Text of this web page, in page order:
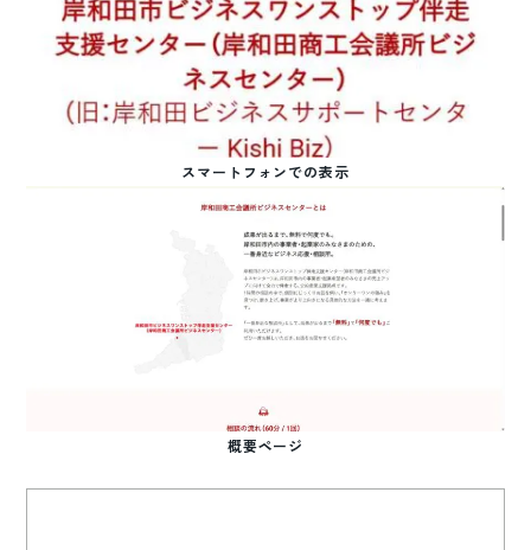
スマートフォンでの表示
概要ページ